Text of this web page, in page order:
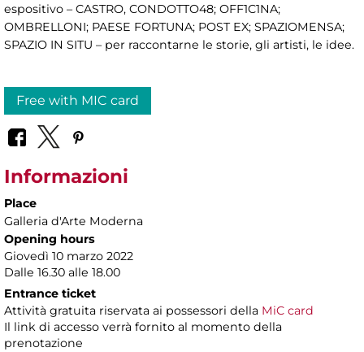
espositivo – CASTRO, CONDOTTO48; OFF1C1NA;
OMBRELLONI; PAESE FORTUNA; POST EX; SPAZIOMENSA;
SPAZIO IN SITU – per raccontarne le storie, gli artisti, le idee.
Free with MIC card
Informazioni
Place
Galleria d'Arte Moderna
Opening hours
Giovedì 10 marzo 2022
Dalle 16.30 alle 18.00
Entrance ticket
Attività gratuita riservata ai possessori della MiC card
Il link di accesso verrà fornito al momento della
prenotazione